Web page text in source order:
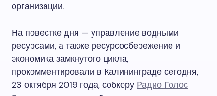
организации.
На повестке дня — управление водными
ресурсами, а также ресурсосбережение и
экономика замкнутого цикла,
прокомментировали в Калининграде сегодня,
23 октября 2019 года, собкору Радио Голос